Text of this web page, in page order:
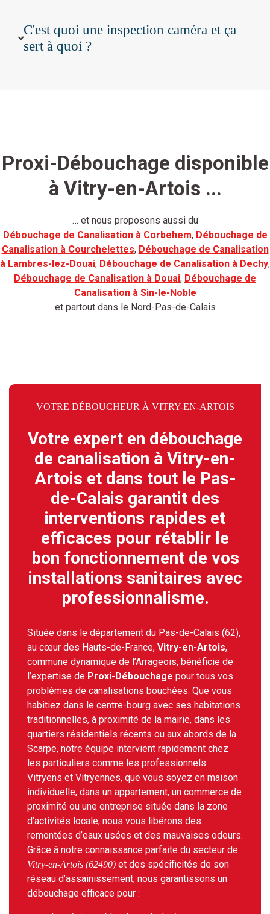
C'est quoi une inspection caméra et ça
sert à quoi ?
Proxi-Débouchage disponible
à Vitry-en-Artois ...
… et nous proposons aussi du
Débouchage de Canalisation à Corbehem, Débouchage de
Canalisation à Courchelettes, Débouchage de Canalisation
à Lambres-lez-Douai, Débouchage de Canalisation à Dechy,
Débouchage de Canalisation à Douai, Débouchage de
Canalisation à Sin-le-Noble
et partout dans le Nord-Pas-de-Calais
VOTRE DÉBOUCHEUR À VITRY-EN-ARTOIS
Votre expert en débouchage
de canalisation à Vitry-en-
Artois et dans tout le Pas-
de-Calais garantit des
interventions rapides et
efficaces pour rétablir le
bon fonctionnement de vos
installations sanitaires avec
professionnalisme.
Située dans le département du Pas-de-Calais (62),
au cœur des Hauts-de-France, Vitry-en-Artois,
commune dynamique de l’Arrageois, bénéficie de
l’expertise de Proxi-Débouchage pour tous vos
problèmes de canalisations bouchées. Que vous
habitiez dans le centre-bourg avec ses habitations
traditionnelles, à proximité de la mairie, dans les
quartiers résidentiels récents ou aux abords de la
Scarpe, notre équipe intervient rapidement chez
les particuliers comme les professionnels.
Vitryens et Vitryennes, que vous soyez en maison
individuelle, dans un appartement, un commerce de
proximité ou une entreprise située dans la zone
d’activités locale, nous vous libérons des
remontées d’eaux usées et des mauvaises odeurs.
Grâce à notre connaissance parfaite du secteur de
Vitry-en-Artois (62490) et des spécificités de son
réseau d’assainissement, nous garantissons un
débouchage efficace pour :